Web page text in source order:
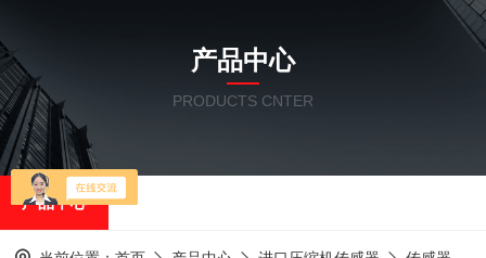
产品中心
PRODUCTS CNTER
产品中心